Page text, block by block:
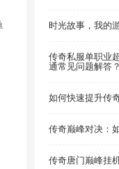
时光故事，我的
传奇私服单职业
通常见问题解答？
如何快速提升传
传奇巅峰对决：
传奇唐门巅峰挂